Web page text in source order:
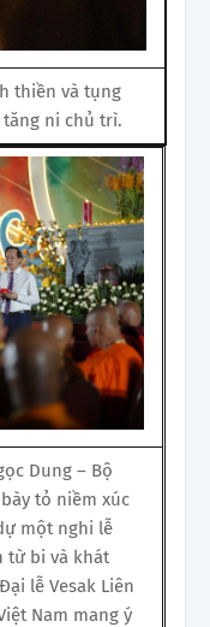
thiền và tụng
ni chủ trì.
Dung – Bộ
tỏ niềm xúc
một nghi lễ
từ bi và khát
lễ Vesak Liên
Nam mang ý